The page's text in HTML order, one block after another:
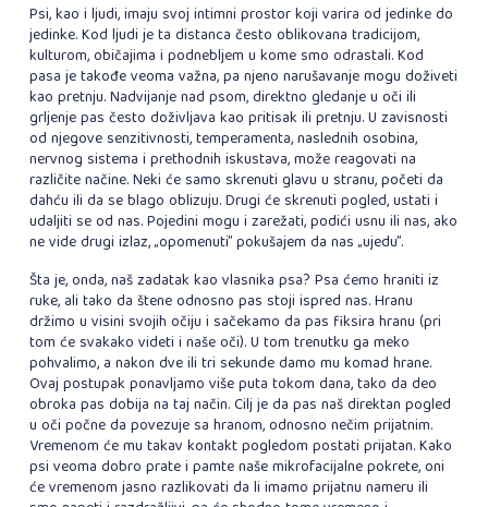
Psi, kao i ljudi, imaju svoj intimni prostor koji varira od jedinke do
jedinke. Kod ljudi je ta distanca često oblikovana tradicijom,
kulturom, običajima i podnebljem u kome smo odrastali. Kod
pasa je takođe veoma važna, pa njeno narušavanje mogu doživeti
kao pretnju. Nadvijanje nad psom, direktno gledanje u oči ili
grljenje pas često doživljava kao pritisak ili pretnju. U zavisnosti
od njegove senzitivnosti, temperamenta, naslednih osobina,
nervnog sistema i prethodnih iskustava, može reagovati na
različite načine. Neki će samo skrenuti glavu u stranu, početi da
dahću ili da se blago oblizuju. Drugi će skrenuti pogled, ustati i
udaljiti se od nas. Pojedini mogu i zarežati, podići usnu ili nas, ako
ne vide drugi izlaz, „opomenuti” pokušajem da nas „ujedu”.
Šta je, onda, naš zadatak kao vlasnika psa? Psa ćemo hraniti iz
ruke, ali tako da štene odnosno pas stoji ispred nas. Hranu
držimo u visini svojih očiju i sačekamo da pas fiksira hranu (pri
tom će svakako videti i naše oči). U tom trenutku ga meko
pohvalimo, a nakon dve ili tri sekunde damo mu komad hrane.
Ovaj postupak ponavljamo više puta tokom dana, tako da deo
obroka pas dobija na taj način. Cilj je da pas naš direktan pogled
u oči počne da povezuje sa hranom, odnosno nečim prijatnim.
Vremenom će mu takav kontakt pogledom postati prijatan. Kako
psi veoma dobro prate i pamte naše mikrofacijalne pokrete, oni
će vremenom jasno razlikovati da li imamo prijatnu nameru ili